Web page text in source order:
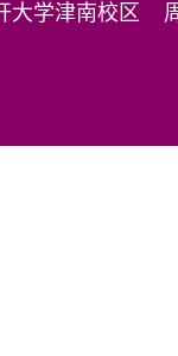
大学津南校区